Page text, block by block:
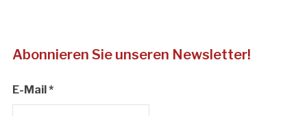
Abonnieren Sie unseren Newsletter!
E-Mail*